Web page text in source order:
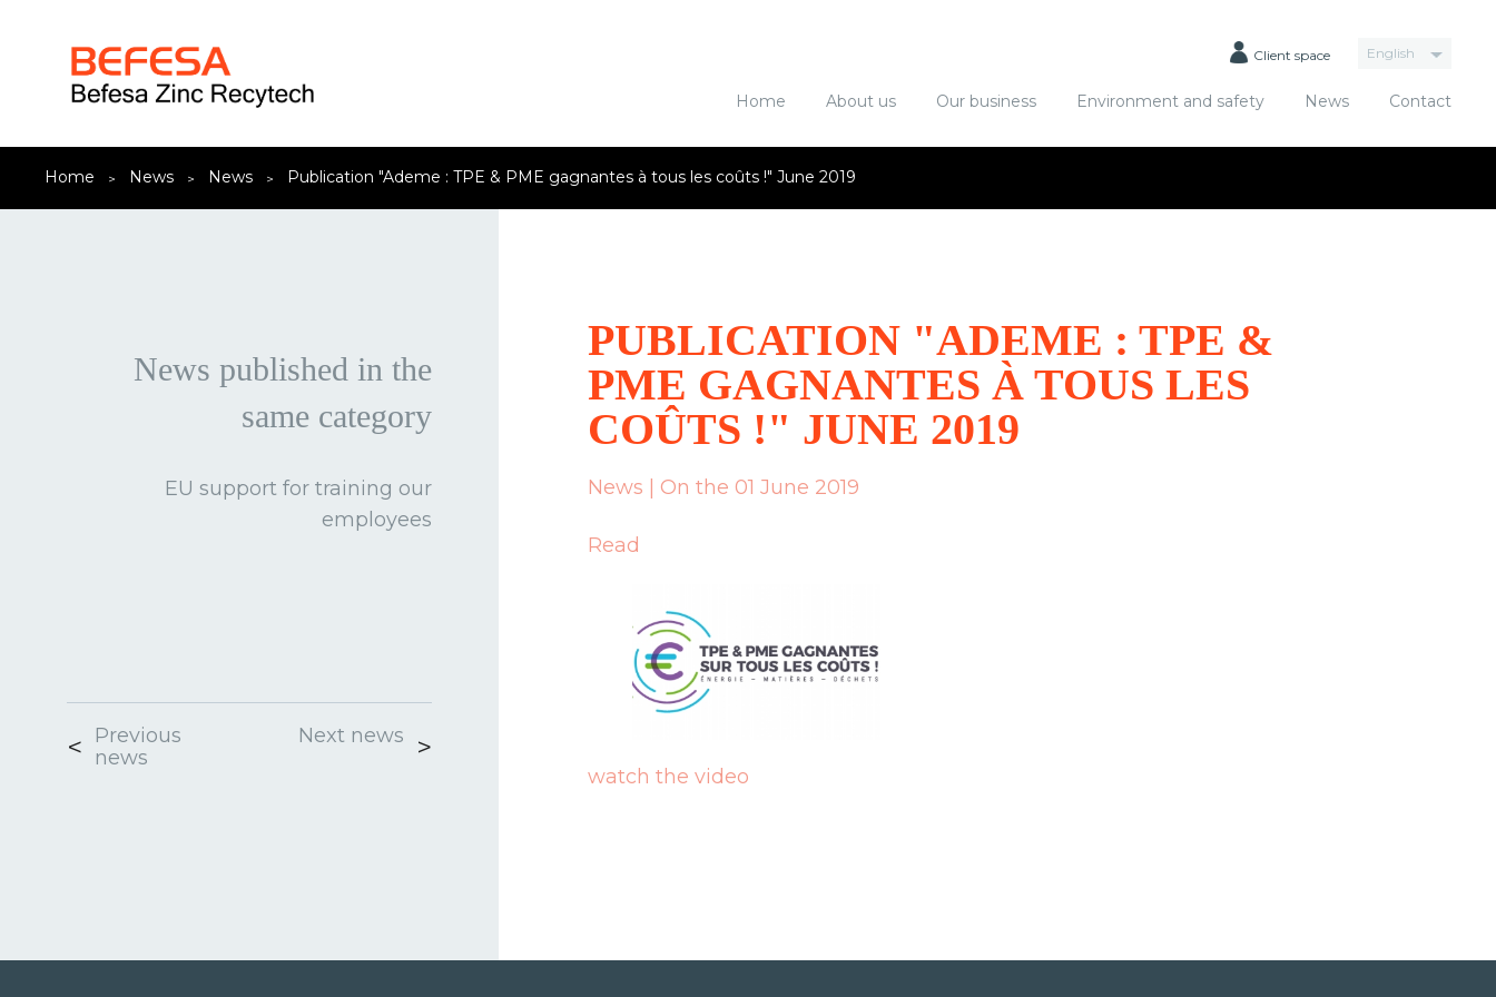
English
Client space
Home About us Our business Environment and safety News Contact
Home News News Publication "Ademe : TPE & PME gagnantes à tous les coûts !" June 2019
News published in the
same category
EU support for training our
employees
Previous
news
Next news
PUBLICATION "ADEME : TPE &
PME GAGNANTES À TOUS LES
COÛTS !" JUNE 2019
News | On the 01 June 2019
Read
watch the video